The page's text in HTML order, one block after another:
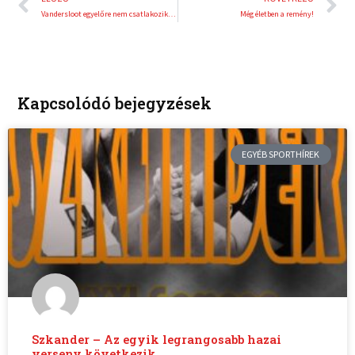
Még életben a remény!
Kapcsolódó bejegyzések
EGYÉB SPORTHÍREK
Szkander – Az egyik legrangosabb hazai